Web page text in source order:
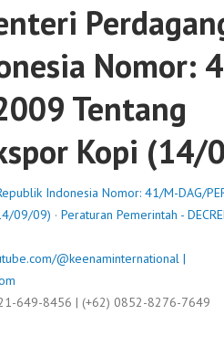
Nomor:
Tentang
Kopi (14/
Indonesia Nomor: 41/M-DAG/
09/09) · Peraturan Pemerintah -
@keenaminternational |
649-8456 | (+62) 0852-8276-7649